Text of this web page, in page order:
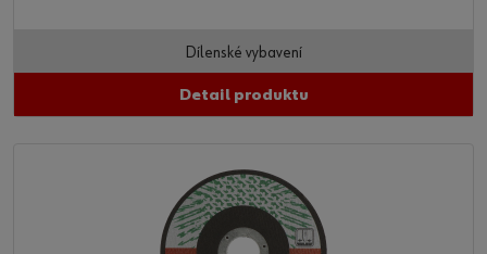
Dílenské vybavení
Detail produktu